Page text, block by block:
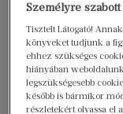
személyes
Szinte
(1951-53) és
(1950-51),
Személyre
Tisztelt Látogató!
könyveket tudjunk a
ehhez szükséges
hiányában
legszükségesebb
később is bármikor
részletekért olvassa el a